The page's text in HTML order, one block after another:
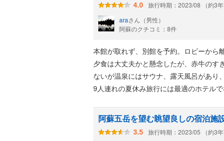
4.0
旅行時期：2023/08 （約3年
araさん（男性）
阿蘇のクチコミ：8件
本館が取れず、別館を予約。ロビーから
夕食は大丈夫かと懸念したが、赤牛のす
ないが温泉にはサウナ、露天風呂があり
9人連れの夏休み旅行には最適のホテル
阿蘇五岳を望む眺望良しの宿泊施
3.5
旅行時期：2023/05 （約3年